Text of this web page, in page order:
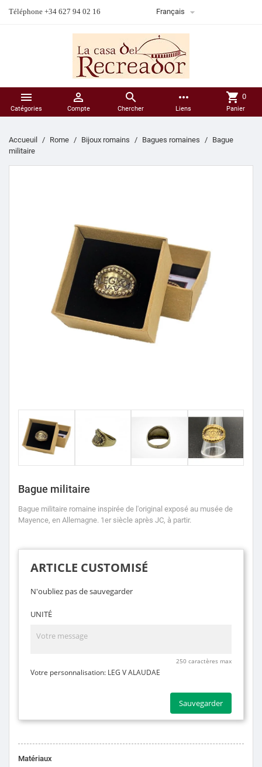
Téléphone +34 627 94 02 16 Français 

Catégories

Compte

Chercher
more_horiz
Liens
shopping_cart 0
Panier
Accueuil Rome Bijoux romains Bagues romaines
Bague
militaire
Bague militaire
Bague militaire romaine inspirée de l'original exposé au musée de
Mayence, en Allemagne. 1er siècle après JC, à partir.
ARTICLE CUSTOMISÉ
N'oubliez pas de sauvegarder
UNITÉ
250 caractères max
Votre personnalisation: LEG V ALAUDAE
Sauvegarder
Matériaux